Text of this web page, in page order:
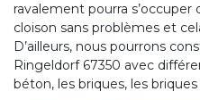
ravalement pourra
cloison sans problèmes et
D’ailleurs, nous pourrons
Ringeldorf 67350 avec
béton, les briques, les